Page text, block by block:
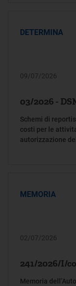
DETERMINA
09/07/2026
03/2026 -
Schemi di
costi per le
autorizzazione
MEMORIA
02/07/2026
241/2026/I/
Memoria